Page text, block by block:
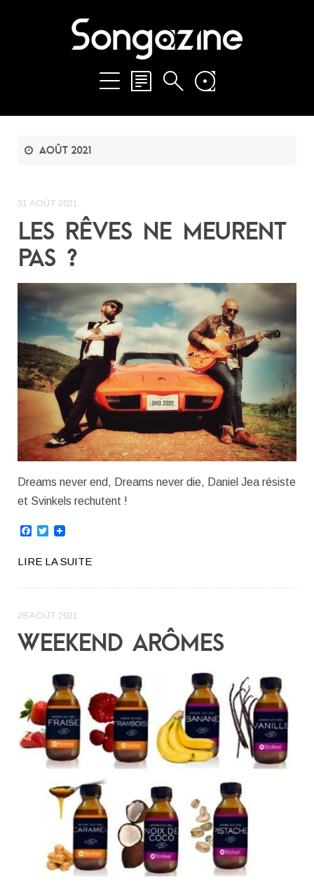
août 2021
31 AOÛT 2021
LES RÊVES NE MEURENT
PAS ?
Dreams never end, Dreams never die, Daniel Jea résiste
et Svinkels rechutent !
Facebook
Twitter
LIRE LA SUITE
28 AOÛT 2021
WEEKEND ARÔMES